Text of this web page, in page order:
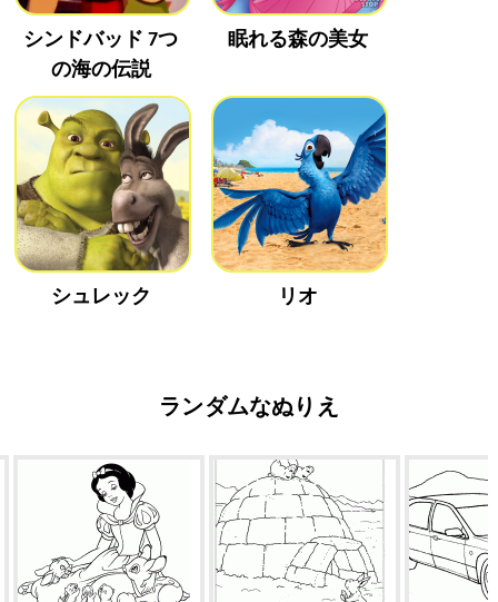
シンドバッド 7つ
の海の伝説
眠れる森の美女
シュレック リオ
ランダムなぬりえ